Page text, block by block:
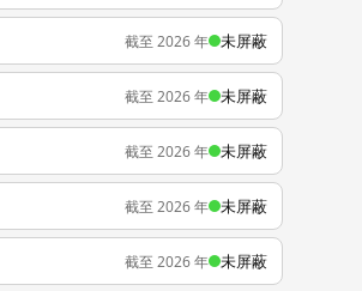
截至 2026 年 未屏蔽
截至 2026 年 未屏蔽
截至 2026 年 未屏蔽
截至 2026 年 未屏蔽
截至 2026 年 未屏蔽